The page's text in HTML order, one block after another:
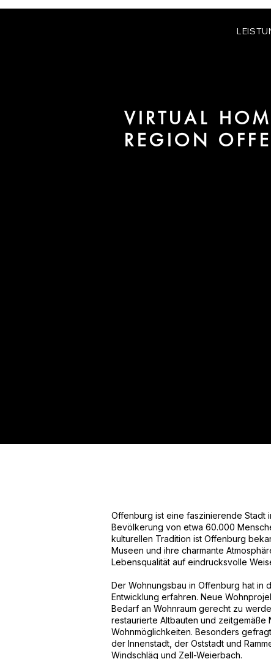
VIRTUAL
REGION
Offenburg ist eine faszinierende Stadt
Bevölkerung von etwa 60.000
kulturellen Tradition ist Offenburg
Museen und ihre charmante
Lebensqualität auf eindrucksvolle
Der Wohnungsbau in Offenburg hat in
Entwicklung erfahren. Neue
Bedarf an Wohnraum gerecht zu
restaurierte Altbauten und
Wohnmöglichkeiten. Besonders
der Innenstadt, der Oststadt und
Windschläg und Zell-Weierbach.